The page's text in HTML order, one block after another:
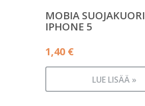
MOBIA SUOJAKUORI
IPHONE 5
1,40 €
LUE LISÄÄ »